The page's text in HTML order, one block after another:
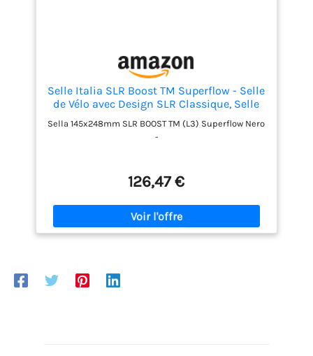
offrirons un service de remboursement ou de
remplacement à tous nos clients. La satisfaction
des clients est notre objectif.
Selle Italia SLR Boost TM Superflow - Selle
de Vélo avec Design SLR Classique, Selle
de Vélo de Route Confortable en Gel et
Trou Superflow - Taille L3, Noir, Nera
Sella 145x248mm SLR BOOST TM (L3) Superflow Nero
-
126,47 €